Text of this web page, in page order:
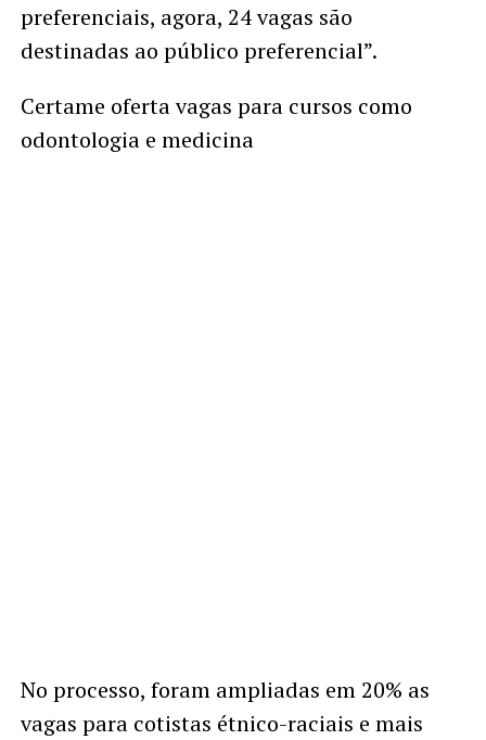
preferenciais, agora, 24 vagas são
destinadas ao público preferencial”.
Certame oferta vagas para cursos como
odontologia e medicina
No processo, foram ampliadas em 20% as
vagas para cotistas étnico-raciais e mais